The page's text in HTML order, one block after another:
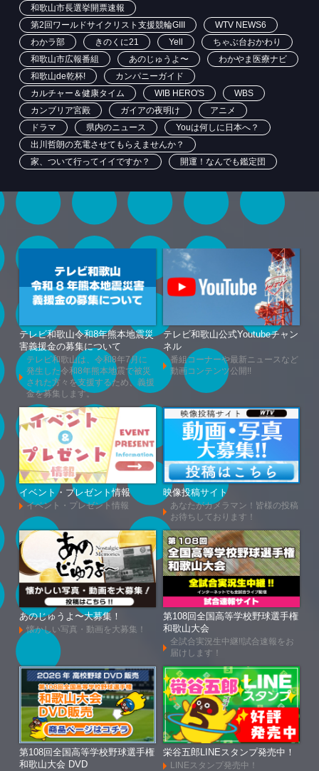
和歌山市長選挙開票速報
第2回ワールドサイクリスト支援競輪GIII
WTV NEWS6
わかラ部
きのくに21 Yell
ちゃぶ台おかわり
和歌山市広報番組
あのじゅうよ〜
わかやま医療ナビ
和歌山de乾杯!
カンパニーガイド
カルチャー＆健康タイム
WIB HERO'S
WBS
カンブリア宮殿
ガイアの夜明け
アニメ
ドラマ
県内のニュース
Youは何しに日本へ？
出川哲朗の充電させてもらえませんか？
家、ついて行ってイイですか？
開運！なんでも鑑定団
テレビ和歌山令和8年熊本地震災
害義援金の募集について
テレビ和歌山は、令和8年7月に
発生した令和8年熊本地震で被災
された方々を支援するため、義援
金を募集します。
テレビ和歌山公式Youtubeチャン
ネル
番組コーナーや最新ニュースなど
動画コンテンツ公開!!
イベント・プレゼント情報
イベント・プレゼント情報
映像投稿サイト
あなたがカメラマン！皆様の投稿
お待ちしております！
あのじゅうよ〜大募集！
懐かしい写真・動画を大募集！
第108回全国高等学校野球選手権
和歌山大会
全試合実況生中継!!試合速報をお
届けします！
第108回全国高等学校野球選手権
和歌山大会 DVD
栄谷五郎LINEスタンプ発売中！
LINEスタンプ発売中！